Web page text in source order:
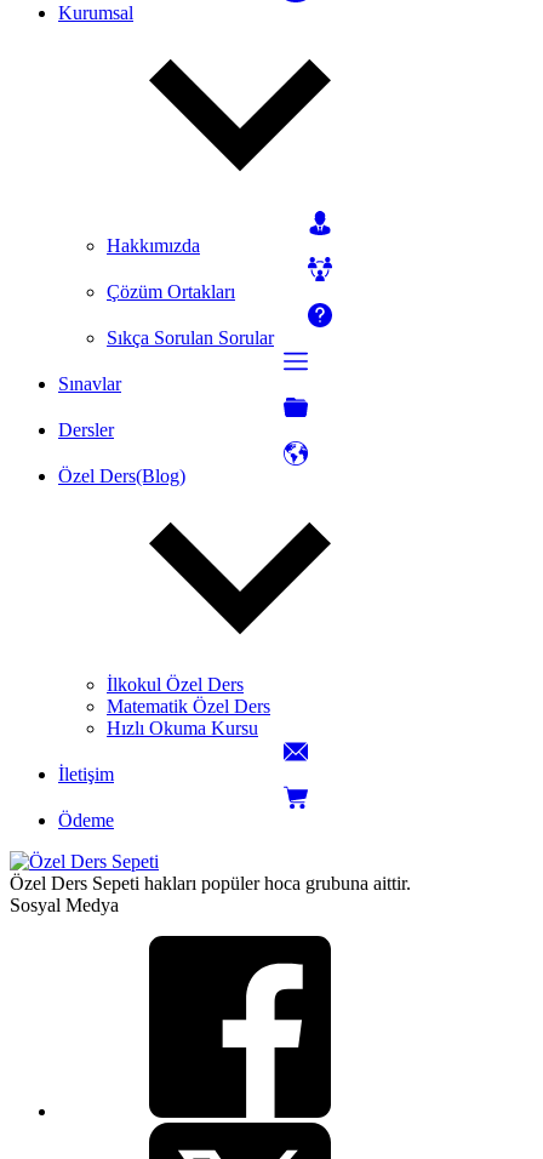
Kurumsal
Hakkımızda
Çözüm Ortakları
Sıkça Sorulan Sorular
Sınavlar
Dersler
Özel Ders(Blog)
İlkokul Özel Ders
Matematik Özel Ders
Hızlı Okuma Kursu
İletişim
Ödeme
Özel Ders Sepeti hakları popüler hoca grubuna aittir.
Sosyal Medya